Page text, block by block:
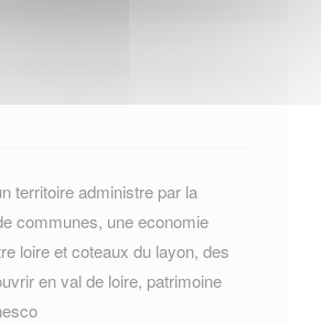
territoire administre par la
communes, une economie
loire et coteaux du layon, des
en val de loire, patrimoine